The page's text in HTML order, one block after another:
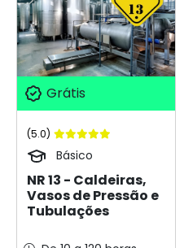
Grátis
(5.0)
Básico
NR 13 - Caldeiras,
Vasos de Pressão e
Tubulações